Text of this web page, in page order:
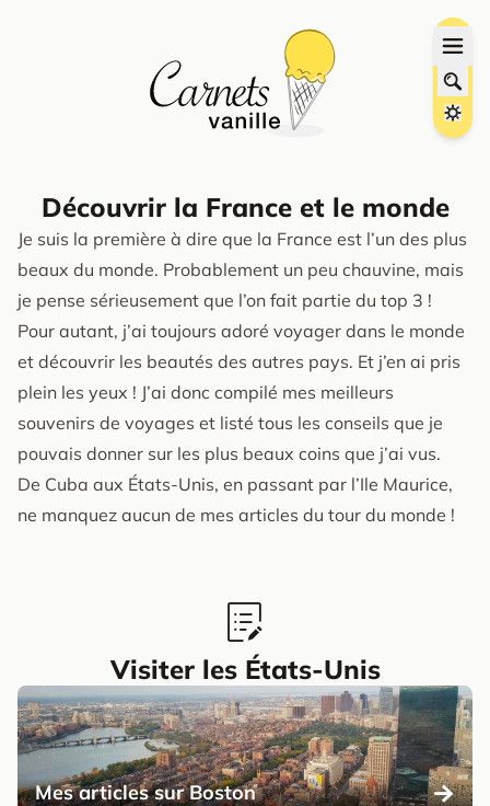
Découvrir la France et le monde
Je suis la première à dire que la France est l’un des plus
beaux du monde. Probablement un peu chauvine, mais
je pense sérieusement que l’on fait partie du top 3 !
Pour autant, j’ai toujours adoré voyager dans le monde
et découvrir les beautés des autres pays. Et j’en ai pris
plein les yeux ! J’ai donc compilé mes meilleurs
souvenirs de voyages et listé tous les conseils que je
pouvais donner sur les plus beaux coins que j’ai vus.
De Cuba aux États-Unis, en passant par l’Ile Maurice,
ne manquez aucun de mes articles du tour du monde !
Visiter les États-Unis
Mes articles sur Boston